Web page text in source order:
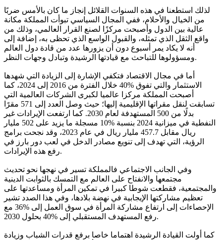
لذلك استطعنا في هذه السنوات القلائل إنجاز ما كان بالأمس ضربًا
من الخيال والأحلام، ففي المجال السياسي تبوأت المملكة مكانة
عالية بين الدول وأصبحت مركزًا لصنع القرار العالمي، وذلك من
واقع الثقل الذي تمثله، والقبول الواسع الذي تحظى به، إضافة إلى
أنه لا يكاد يمر أسبوع دون أن يزورها عدد من قادة دول العالم
ومسؤولوها للتباحث مع قيادتها الرشيدة وتبادل وجهات النظر.
أما في مجال الاقتصاد فتكفي الإشارة إلى الزيادة التي شهدها
الاستثمار والتي تفوق %40 خلال الفترة من 2016 إلى 2024، كما
أصبحت المملكة مركزا عالميا لكبرى الشركات العالمية التي
تسابقت لنقل مقراتها الإقليمية إليها؛ حيث وصل العدد إلى 571 مقرًا
بدلًا من 500 المستهدفة لعام 2030. كما ارتفعت الإيرادات غير
النفطية في ميزانية 2024 بنسبة %10 مسجلة ما يزيد على 502 مليار
ريال مقابل 457.7 مليار ريال في عام 2023، وقد نجحت برامج
الرؤية، التي تهدف إلى تنويع مصادر الدخل في لعب دور بارز في
رفع هذه الإيرادات.
وفي الجانب الاجتماعي فالمملكة تسير في نهجها نحو تحديث
مجتمعها والانفتاح على العالم مع التمسك بالثوابت الدينية
والمجتمعية، فقطعت شوطا كبيرا في تمكين المرأة ومساعدتها على
تعظيم مشاركتها الإيجابية في نهضة بلادها، وفي هذا الصدد تشير
الإحصاءات إلى ارتفاع مشاركة المرأة في سوق العمل إلى %36 مع
رفع المستهدف المستقبلي إلى %40 بحلول 2030.
كما أولت القيادة الرشيدة اهتماما خاصا برفع قدرات الشباب وزيادة